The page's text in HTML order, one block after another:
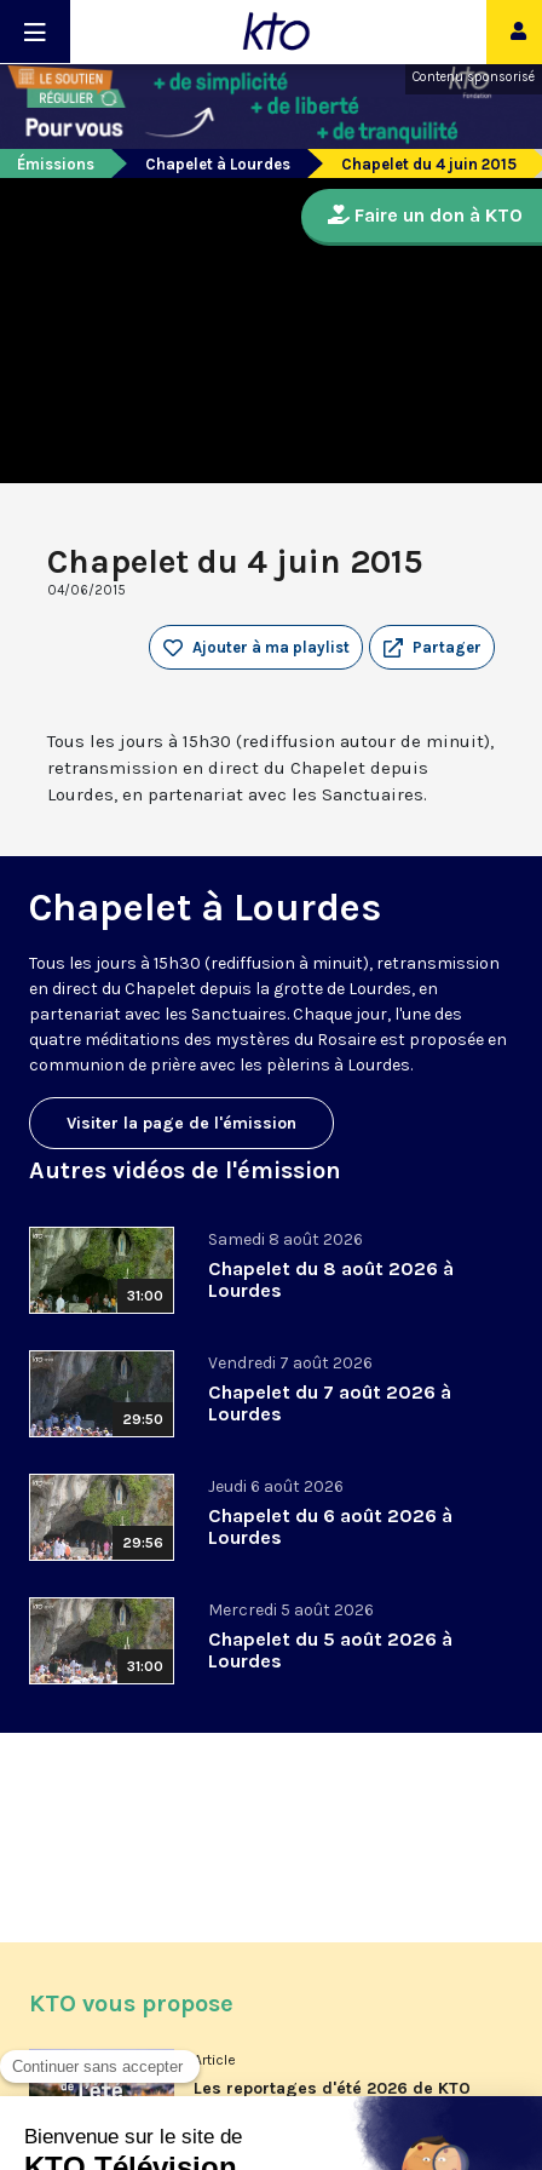
Contenu sponsorisé
Émissions Chapelet à Lourdes Chapelet du 4 juin 2015
Chapelet du 4 juin 2015
04/06/2015
Partager
Ajouter à ma playlist
Tous les jours à 15h30 (rediffusion autour de minuit),
retransmission en direct du Chapelet depuis
Lourdes, en partenariat avec les Sanctuaires.
Chapelet à Lourdes
Tous les jours à 15h30 (rediffusion à minuit), retransmission
en direct du Chapelet depuis la grotte de Lourdes, en
partenariat avec les Sanctuaires. Chaque jour, l'une des
quatre méditations des mystères du Rosaire est proposée en
communion de prière avec les pèlerins à Lourdes.
Visiter la page de l'émission
Autres vidéos de l'émission
31:00
Samedi 8 août 2026
Chapelet du 8 août 2026 à
Lourdes
29:50
Vendredi 7 août 2026
Chapelet du 7 août 2026 à
Lourdes
29:56
Jeudi 6 août 2026
Chapelet du 6 août 2026 à
Lourdes
31:00
Mercredi 5 août 2026
Chapelet du 5 août 2026 à
Lourdes
Faire un don à KTO
KTO vous propose
Article
Les reportages d'été 2026 de KTO